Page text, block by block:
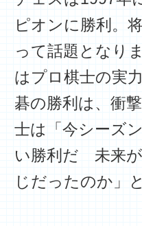
ピオンに勝利。
って話題となり
はプロ棋士の実
碁の勝利は、衝
士は「今シーズ
い勝利だ 未来
じだったのか」